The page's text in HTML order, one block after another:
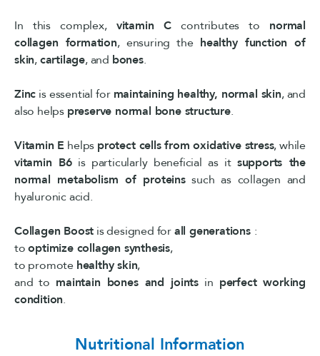
In this complex, vitamin C contributes to normal
collagen formation, ensuring the healthy function of
skin,cartilage, and bones.
Zinc is essential for maintaining healthy, normal skin, and
also helps preserve normal bone structure.
Vitamin E helps protect cells from oxidative stress, while
vitamin B6is particularly beneficial as it supports the
normal metabolism of proteinssuch as collagen and
hyaluronic acid.
Collagen Boost is designed forall generations :
tooptimize collagen synthesis,
to promote healthy skin,
and to maintain bones and jointsin perfect working
condition.
Nutritional Information